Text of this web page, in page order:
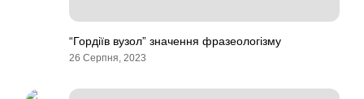
“Гордіїв вузол” значення фразеологізму
26 Серпня, 2023